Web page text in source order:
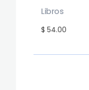
$ 54.00
Libros